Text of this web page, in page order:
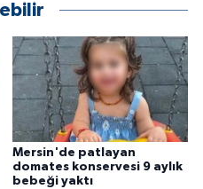
Mersin'de patlayan
domates konservesi 9 aylık
bebeği yaktı